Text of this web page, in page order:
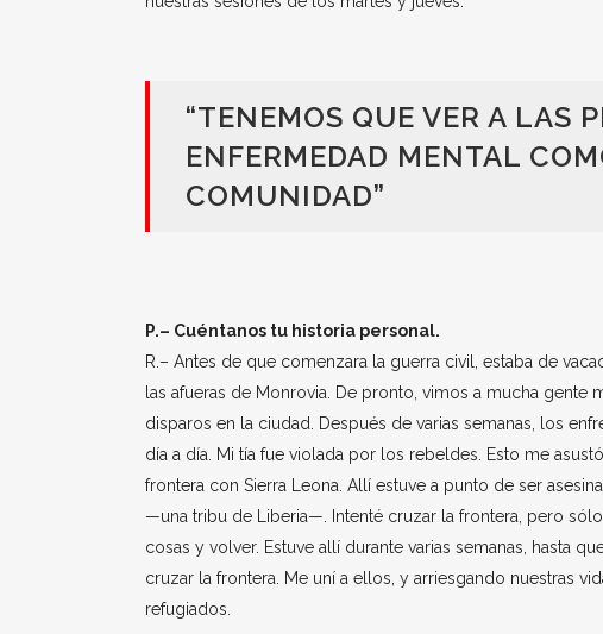
“TENEMOS QUE VER A LAS
ENFERMEDAD MENTAL
COMUNIDAD”
P.– Cuéntanos tu historia personal.
R.– Antes de que comenzara la guerra civil, estaba de
las afueras de Monrovia. De pronto, vimos a mucha
disparos en la ciudad. Después de varias semanas, los
día a día. Mi tía fue violada por los rebeldes. Esto me
frontera con Sierra Leona. Allí estuve a punto de ser
—una tribu de Liberia—. Intenté cruzar la frontera, pero
cosas y volver. Estuve allí durante varias semanas, hasta
cruzar la frontera. Me uní a ellos, y arriesgando nuestras
refugiados.